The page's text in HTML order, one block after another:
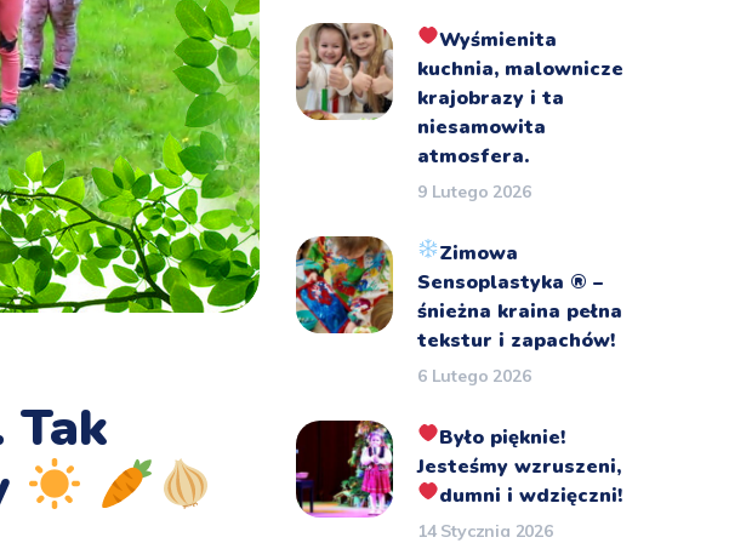
Tak
Wyśmienita
kuchnia, malownicze
krajobrazy i ta
niesamowita
atmosfera.
9 Lutego 2026
Zimowa
Sensoplastyka ®️ –
śnieżna kraina pełna
tekstur i zapachów!
6 Lutego 2026
Było pięknie!
Jesteśmy wzruszeni,
dumni i wdzięczni!
14 Stycznia 2026